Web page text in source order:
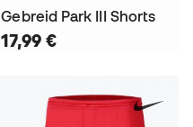
Gebreid Park III Shorts
17,99 €